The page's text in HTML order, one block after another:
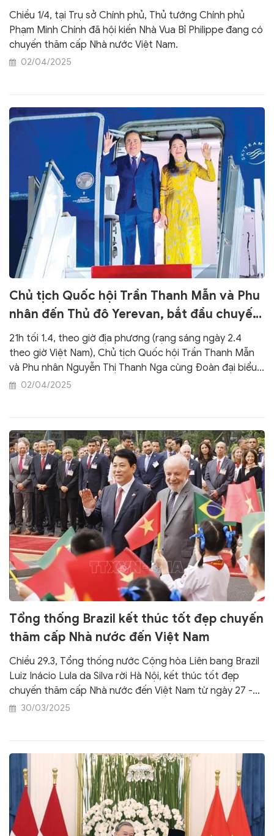
Chiều 1/4, tại Trụ sở Chính phủ, Thủ tướng Chính phủ
Phạm Minh Chính đã hội kiến Nhà Vua Bỉ Philippe đang có
chuyến thăm cấp Nhà nước Việt Nam.
02/04/2025
Chủ tịch Quốc hội Trần Thanh Mẫn và Phu
nhân đến Thủ đô Yerevan, bắt đầu chuyến
thăm chính thức Armenia
21h tối 1.4, theo giờ địa phương (rạng sáng ngày 2.4
theo giờ Việt Nam), Chủ tịch Quốc hội Trần Thanh Mẫn
và Phu nhân Nguyễn Thị Thanh Nga cùng Đoàn đại biểu
cấp cao nước ta đã tới sân bay quốc tế Zvartnots, Thủ
02/04/2025
Tổng thống Brazil kết thúc tốt đẹp chuyến
thăm cấp Nhà nước đến Việt Nam
Chiều 29.3, Tổng thống nước Cộng hòa Liên bang Brazil
Luiz Inácio Lula da Silva rời Hà Nội, kết thúc tốt đẹp
chuyến thăm cấp Nhà nước đến Việt Nam từ ngày 27 -
29.3, theo lời mời của Chủ tịch nước Lương Cường.
30/03/2025